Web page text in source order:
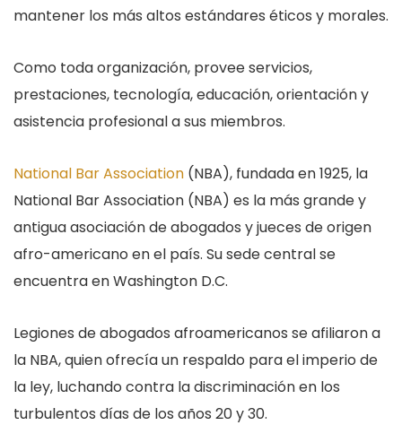
mantener los más altos estándares éticos y morales.
Como toda organización, provee servicios,
prestaciones, tecnología, educación, orientación y
asistencia profesional a sus miembros.
National Bar Association (NBA), fundada en 1925, la
National Bar Association (NBA) es la más grande y
antigua asociación de abogados y jueces de origen
afro-americano en el país. Su sede central se
encuentra en Washington D.C.
Legiones de abogados afroamericanos se afiliaron a
la NBA, quien ofrecía un respaldo para el imperio de
la ley, luchando contra la discriminación en los
turbulentos días de los años 20 y 30.